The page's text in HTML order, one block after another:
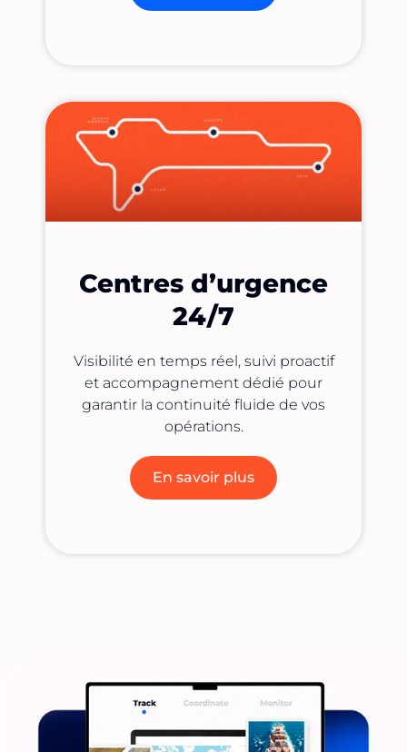
Centres d’urgence
24/7
Visibilité en temps réel, suivi proactif
et accompagnement dédié pour
garantir la continuité fluide de vos
opérations.
En savoir plus